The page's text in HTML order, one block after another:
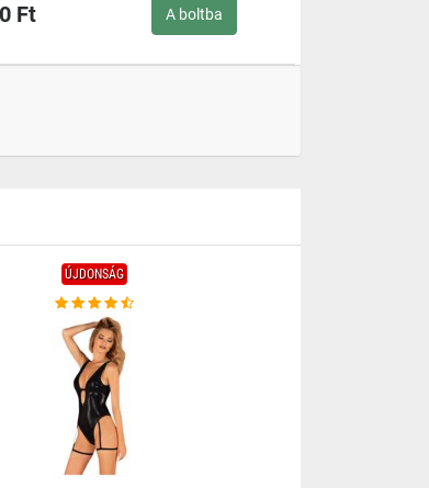
Ft A boltba
ÚJDONSÁG